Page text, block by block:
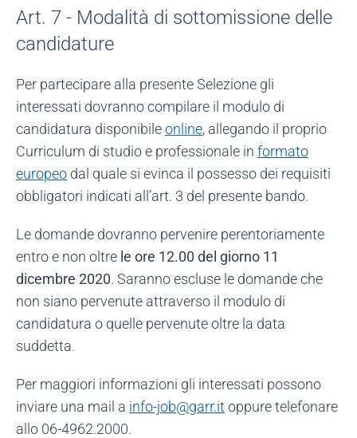
Art. 7 - Modalità di sottomissione delle
candidature
Per partecipare alla presente Selezione gli
interessati dovranno compilare il modulo di
candidatura disponibileonline, allegando il proprio
Curriculum di studio e professionale in formato
europeo dal quale si evinca il possesso dei requisiti
obbligatori indicati all’art. 3 del presente bando.
Le domande dovranno pervenire perentoriamente
entro e non oltre le ore 12.00 del giorno 11
dicembre 2020. Saranno escluse le domande che
non siano pervenute attraverso il modulo di
candidatura o quelle pervenute oltre la data
suddetta.
Per maggiori informazioni gli interessati possono
inviare una mail a info-job@garr.it oppure telefonare
allo 06-4962.2000.